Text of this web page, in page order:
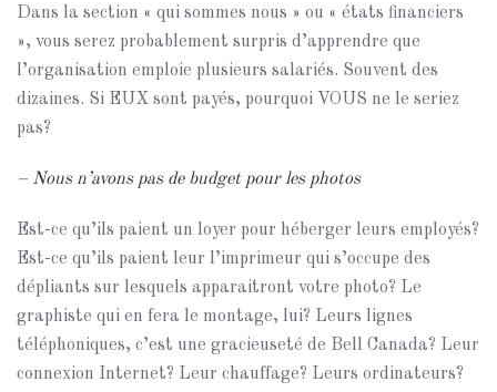
Dans la section « qui sommes nous » ou « états financiers
», vous serez probablement surpris d’apprendre que
l’organisation emploie plusieurs salariés. Souvent des
dizaines. Si EUX sont payés, pourquoi VOUS ne le seriez
pas?
– Nous n’avons pas de budget pour les photos
Est-ce qu’ils paient un loyer pour héberger leurs employés?
Est-ce qu’ils paient leur l’imprimeur qui s’occupe des
dépliants sur lesquels apparaitront votre photo? Le
graphiste qui en fera le montage, lui? Leurs lignes
téléphoniques, c’est une gracieuseté de Bell Canada? Leur
connexion Internet? Leur chauffage? Leurs ordinateurs?